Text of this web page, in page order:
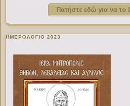
Πατήστε εδώ για να το
ΗΜΕΡΟΛΟΓΙΟ 2023